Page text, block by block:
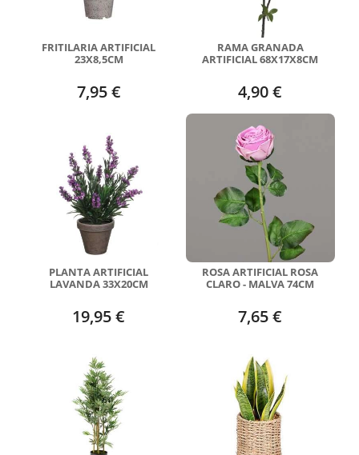
FRITILARIA ARTIFICIAL
23X8,5CM
7,95 €
RAMA GRANADA
ARTIFICIAL 68X17X8CM
4,90 €
PLANTA ARTIFICIAL
LAVANDA 33X20CM
19,95 €
ROSA ARTIFICIAL ROSA
CLARO - MALVA 74CM
7,65 €